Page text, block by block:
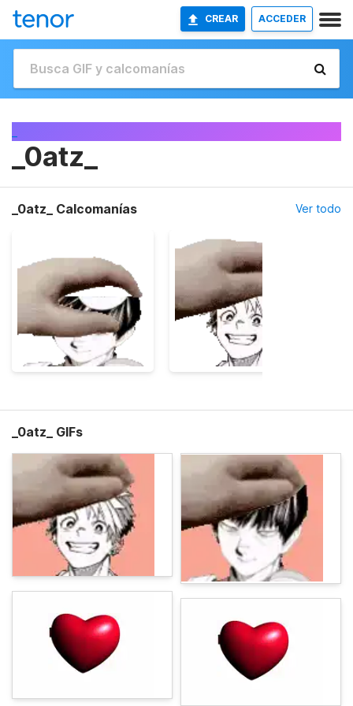
CREAR ACCEDER
_0atz_
_0atz_ Calcomanías Ver todo
_0atz_ GIFs